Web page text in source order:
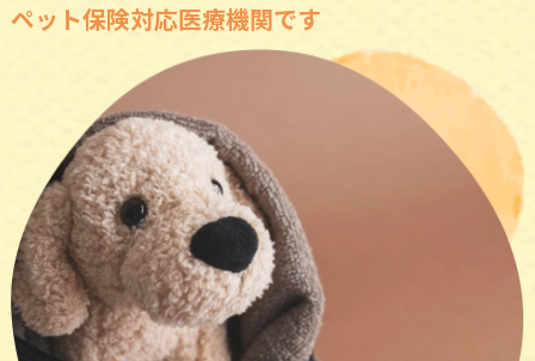
ペット保険対応医療機関です